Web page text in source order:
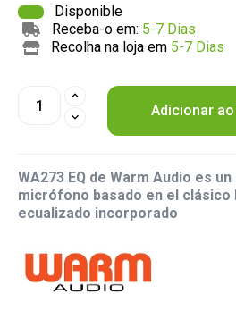
Disponible
Receba-o em: 5-7 Dias
Recolha na loja em 5-7 Dias
Adicionar
WA273 EQ de Warm Audio es
micrófono basado en el clásico
ecualizado incorporado